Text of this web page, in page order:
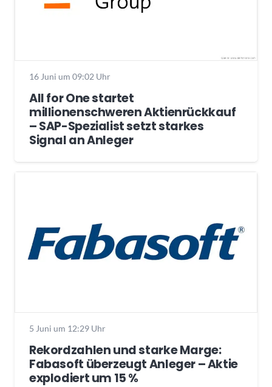
16 Juni um 09:02 Uhr
All for One startet
millionenschweren Aktienrückkauf
– SAP-Spezialist setzt starkes
Signal an Anleger
5 Juni um 12:29 Uhr
Rekordzahlen und starke Marge:
Fabasoft überzeugt Anleger – Aktie
explodiert um 15 %